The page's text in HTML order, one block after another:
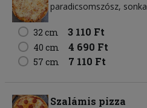
paradicsomszósz sonka
32 cm 3 110 Ft
40 cm 4 690 Ft
57 cm 7 110 Ft
Szalámis pizza